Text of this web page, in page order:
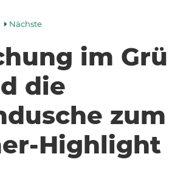
Nächste
im
die
zum
Highlight